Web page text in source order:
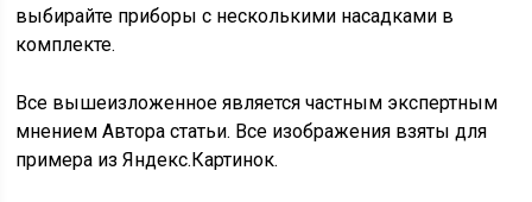
выбирайте приборы с несколькими насадками в
комплекте.
Все вышеизложенное является частным экспертным
мнением Автора статьи. Все изображения взяты для
примера из Яндекс.Картинок.